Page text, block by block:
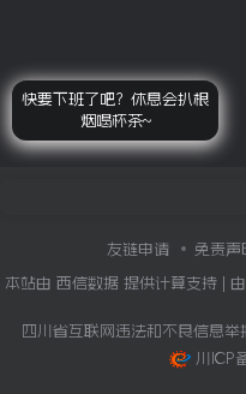
友链申请 免责声
本站由 西信数据提供计算支持 | 由
四川省互联网违法和不良信息举
川ICP
快要下班了吧？休息会扒根
烟喝杯茶~